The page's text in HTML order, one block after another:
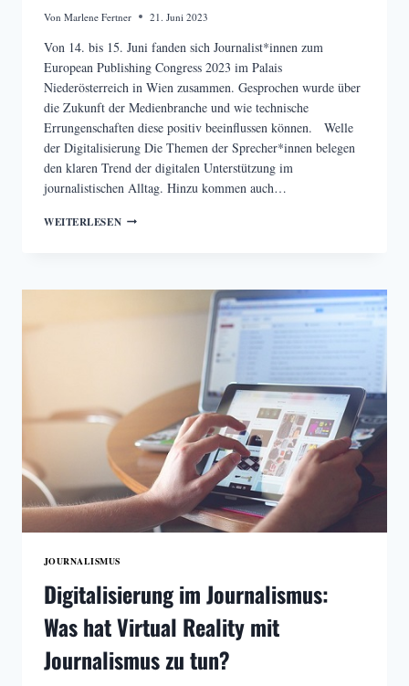
Von Marlene Fertner 21. Juni 2023
Von 14. bis 15. Juni fanden sich Journalist*innen zum
European Publishing Congress 2023 im Palais
Niederösterreich in Wien zusammen. Gesprochen wurde über
die Zukunft der Medienbranche und wie technische
Errungenschaften diese positiv beeinflussen können. Welle
der Digitalisierung Die Themen der Sprecher*innen belegen
den klaren Trend der digitalen Unterstützung im
journalistischen Alltag. Hinzu kommen auch…
WEITERLESENEUROPEAN
JOURNALISMUS
Digitalisierung im Journalismus:
Was hat Virtual Reality mit
Journalismus zu tun?